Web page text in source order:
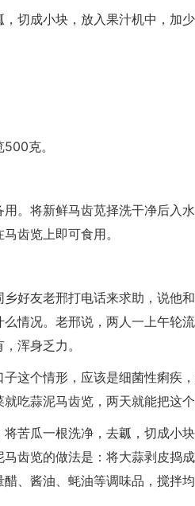
切成小块，放入果汁机中，加
克。
。将新鲜马齿苋择洗干净后入
齿览上即可食用。
好友老邢打电话来求助，说他
情况。老邢说，两人一上午轮
浑身乏力。
这个情形，应该是细菌性痢疾
吃蒜泥马齿览，两天就能把这个
苦瓜一根洗净，去瓤，切成小
齿览的做法是：将大蒜剥皮捣
、酱油、蚝油等调味品，搅拌